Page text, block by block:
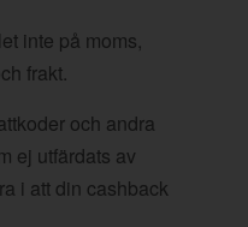
inte på moms,
frakt.
och andra
ej utfärdats av
i att din cashback